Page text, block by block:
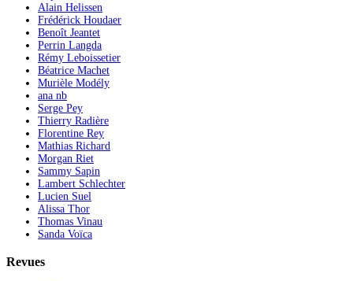
Alain Helissen
Frédérick Houdaer
Benoît Jeantet
Perrin Langda
Rémy Leboissetier
Béatrice Machet
Murièle Modély
ana nb
Serge Pey
Thierry Radière
Florentine Rey
Mathias Richard
Morgan Riet
Sammy Sapin
Lambert Schlechter
Lucien Suel
Alissa Thor
Thomas Vinau
Sanda Voïca
Revues